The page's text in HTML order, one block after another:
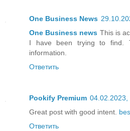
One Business News
One Business news This is
I have been trying to find.
information.
Ответить
Pookify Premium 04.02.2023,
Great post with good intent.
Ответить